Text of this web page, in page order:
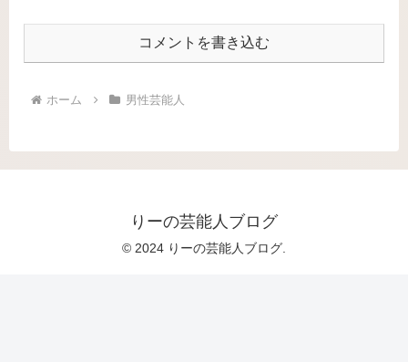
コメントを書き込む
ホーム 男性芸能人
りーの芸能人ブログ
© 2024 りーの芸能人ブログ.